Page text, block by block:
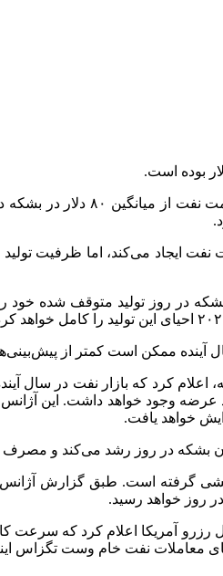
ایجاد می‌کند، اما ظرفیت
آینده ممکن است کمتر از